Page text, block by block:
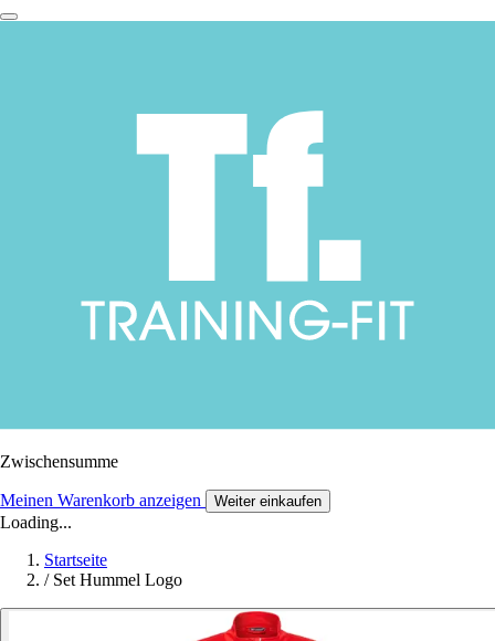
Zwischensumme
Meinen Warenkorb anzeigen Weiter einkaufen
Loading...
Startseite
/ Set Hummel Logo